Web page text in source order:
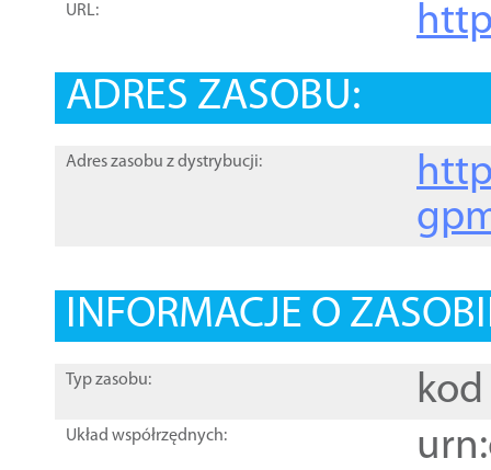
URL:
ADRES ZASOBU:
Adres zasobu z dystrybucji:
INFORMACJE O
Typ zasobu: kod
Układ współrzędnych: